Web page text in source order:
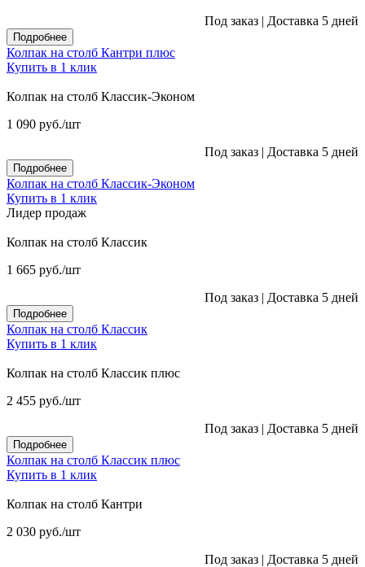
Под заказ | Доставка 5 дней
Подробнее
Колпак на столб Кантри плюс
Купить в 1 клик
Колпак на столб Классик-Эконом
1 090 руб./шт
Под заказ | Доставка 5 дней
Подробнее
Колпак на столб Классик-Эконом
Купить в 1 клик
Лидер продаж
Колпак на столб Классик
1 665 руб./шт
Под заказ | Доставка 5 дней
Подробнее
Колпак на столб Классик
Купить в 1 клик
Колпак на столб Классик плюс
2 455 руб./шт
Под заказ | Доставка 5 дней
Подробнее
Колпак на столб Классик плюс
Купить в 1 клик
Колпак на столб Кантри
2 030 руб./шт
Под заказ | Доставка 5 дней